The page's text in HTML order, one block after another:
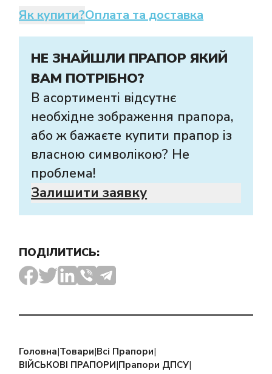
Як купити?Оплата та доставка
НЕ ЗНАЙШЛИ ПРАПОР ЯКИЙ
ВАМ ПОТРІБНО?
В асортименті відсутнє
необхідне зображення прапора,
або ж бажаєте купити прапор із
власною символікою? Не
проблема!
Залишити заявку
ПОДІЛИТИСЬ:
Головна|Товари|Всі Прапори|
ВІЙСЬКОВІ ПРАПОРИ|Прапори ДПСУ|